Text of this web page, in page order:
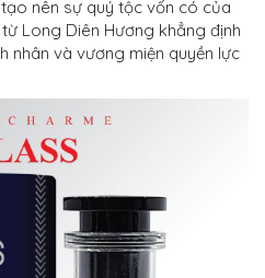
nên sự quý tộc vốn có của
Long Diên Hương khẳng định
nhân và vương miện quyền lực